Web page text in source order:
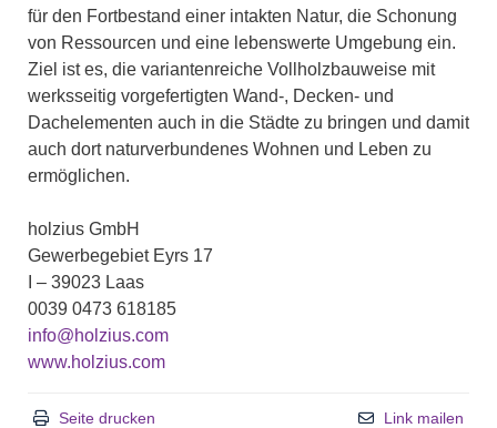
für den Fortbestand einer intakten Natur, die Schonung
von Ressourcen und eine lebenswerte Umgebung ein.
Ziel ist es, die variantenreiche Vollholzbauweise mit
werksseitig vorgefertigten Wand-, Decken- und
Dachelementen auch in die Städte zu bringen und damit
auch dort naturverbundenes Wohnen und Leben zu
ermöglichen.
holzius GmbH
Gewerbegebiet Eyrs 17
I – 39023 Laas
0039 0473 618185
info@holzius.com
www.holzius.com
Seite drucken Link mailen